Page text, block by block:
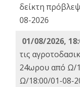
δείκτη
08-2026
01/08/2026,
τις
24ωρου από Ω/
Ω/18:00/01-08-